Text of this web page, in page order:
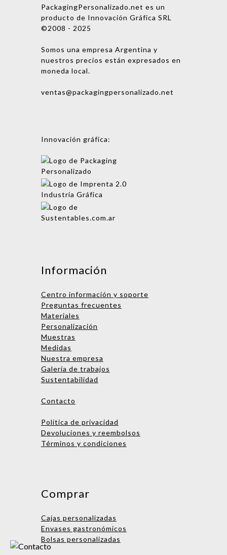
PackagingPersonalizado.net es un
producto de Innovación Gráfica SRL
©2008 - 2025
Somos una empresa Argentina y
nuestros precios están expresados en
moneda local.
ventas@packagingpersonalizado.net
Innovación gráfica:
Información
Centro información y soporte
Preguntas frecuentes
Materiales
Personalización
Muestras
Medidas
Nuestra empresa
Galería de trabajos
Sustentabilidad
Contacto
Política de privacidad
Devoluciones y reembolsos
Términos y condiciones
Comprar
Cajas personalizadas
Envases gastronómicos
Bolsas personalizadas
Nombre
Empresa
Teléfono
Enviar consulta
con una persona después. ¡Vamos
a asignarte un ejecutivo de
cuentas!